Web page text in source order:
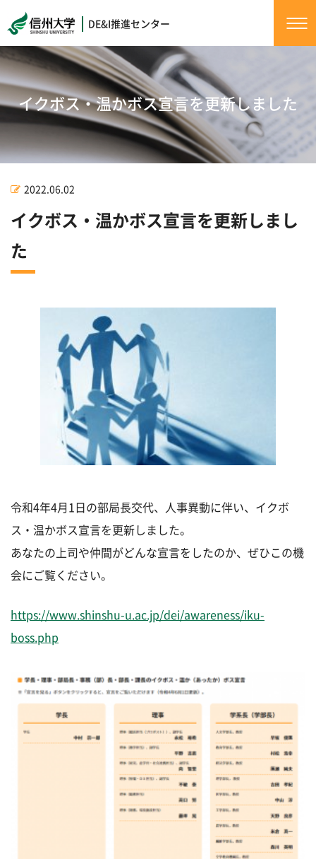
DE&I推進センター
イクボス・温かボス宣言を更新しました
2022.06.02
イクボス・温かボス宣言を更新しまし
た
令和4年4月1日の部局長交代、人事異動に伴い、イクボ
ス・温かボス宣言を更新しました。
あなたの上司や仲間がどんな宣言をしたのか、ぜひこの機
会にご覧ください。
https://www.shinshu-u.ac.jp/dei/awareness/iku-
boss.php